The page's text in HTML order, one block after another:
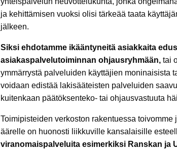
ja kehittämisen vuoksi olisi tärkeää taata
jälkeen.
Siksi ehdotamme ikääntyneitä asiakkaita
asiakaspalvelutoiminnan ohjausryhmään, tai
ymmärrystä palveluiden käyttäjien moninaisista
voidaan edistää lakisääteisten palveluiden
kuitenkaan päätöksenteko- tai ohjausvastuuta
Toimipisteiden verkoston rakentuessa
äärelle on huonosti liikkuville kansalaisille
viranomaispalveluita esimerkiksi Ranskan ja